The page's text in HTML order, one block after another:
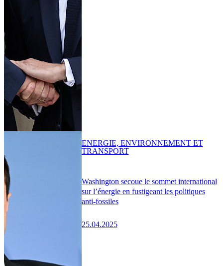
Washington secoue le sommet international
sur l’énergie en fustigeant les politiques
anti-fossiles
25.04.2025
ENERGIE, ENVIRONNEMENT ET
TRANSPORT